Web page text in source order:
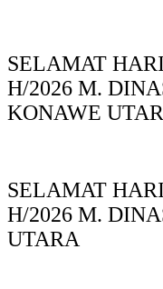
SELAMAT
H/2026 M.
KONAWE
SELAMAT
H/2026 M.
UTARA